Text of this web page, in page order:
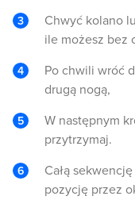
Chwyć kolano
ile możesz bez
Po chwili wróć
drugą nogą,
W następnym
przytrzymaj.
Całą
pozycję przez